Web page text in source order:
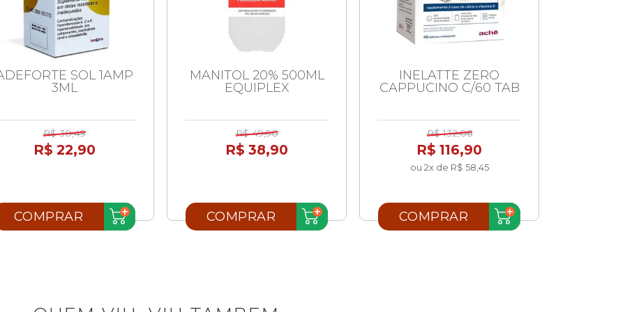
SOL 1AMP
3ML
R$ 30,49
R$ 22,90
COMPRAR
MANITOL 20% 500ML
EQUIPLEX
R$ 49,90
R$ 38,90
COMPRAR
INELATTE ZERO
CAPPUCINO C/60 TAB
R$ 132,06
R$ 116,90
ou 2x de R$ 58,45
COMPRAR